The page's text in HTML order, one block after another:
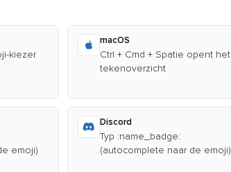
kiezer
macOS
Ctrl + Cmd + Spatie opent het
tekenoverzicht
emoji)
Discord
Typ :name_badge:
(autocomplete naar de emoji)